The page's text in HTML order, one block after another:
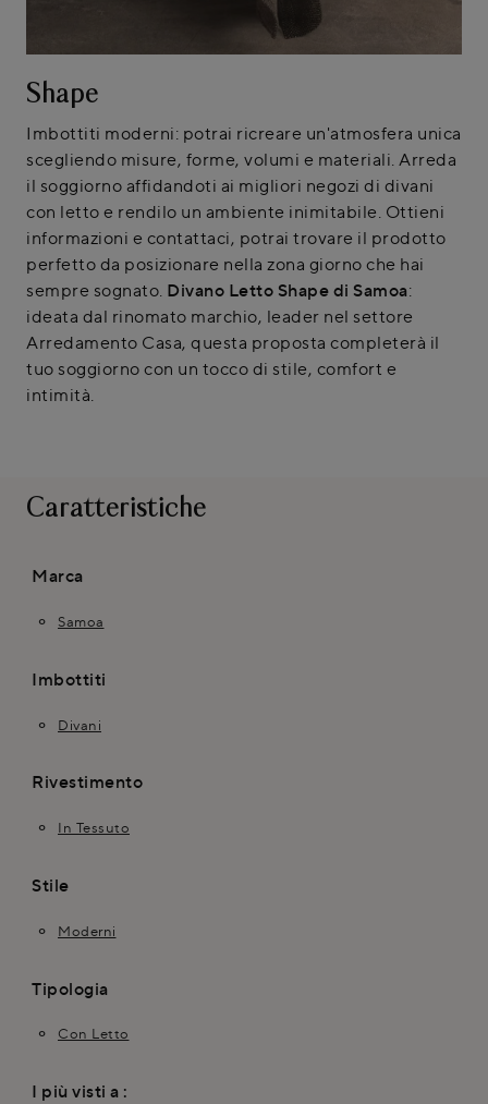
Shape
Imbottiti moderni: potrai ricreare un'atmosfera unica
scegliendo misure, forme, volumi e materiali. Arreda
il soggiorno affidandoti ai migliori negozi di divani
con letto e rendilo un ambiente inimitabile. Ottieni
informazioni e contattaci, potrai trovare il prodotto
perfetto da posizionare nella zona giorno che hai
sempre sognato. Divano Letto Shape di Samoa:
ideata dal rinomato marchio, leader nel settore
Arredamento Casa, questa proposta completerà il
tuo soggiorno con un tocco di stile, comfort e
intimità.
Caratteristiche
Marca
Samoa
Imbottiti
Divani
Rivestimento
In Tessuto
Stile
Moderni
Tipologia
Con Letto
I più visti a :